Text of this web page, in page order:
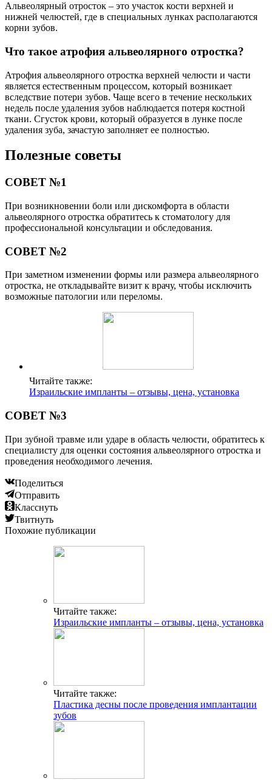
Альвеолярный отросток – это участок кости верхней и
нижней челюстей, где в специальных лунках располагаются
корни зубов.
Что такое атрофия альвеолярного отростка?
Атрофия альвеолярного отростка верхней челюсти и части
является естественным процессом, который возникает
вследствие потери зубов. Чаще всего в течение нескольких
недель после удаления зубов наблюдается потеря костной
ткани. Сгусток крови, который образуется в лунке после
удаления зуба, зачастую заполняет ее полностью.
Полезные советы
СОВЕТ №1
При возникновении боли или дискомфорта в области
альвеолярного отростка обратитесь к стоматологу для
профессиональной консультации и обследования.
СОВЕТ №2
При заметном изменении формы или размера альвеолярного
отростка, не откладывайте визит к врачу, чтобы исключить
возможные патологии или переломы.
Читайте также:
Израильские импланты – отзывы, цена, установка
СОВЕТ №3
При зубной травме или ударе в область челюсти, обратитесь к
специалисту для оценки состояния альвеолярного отростка и
проведения необходимого лечения.
Поделиться
Отправить
Класснуть
Твитнуть
Похожие публикации
Читайте также:
Израильские импланты – отзывы, цена, установка
Читайте также:
Пластика десны после проведения имплантации
зубов